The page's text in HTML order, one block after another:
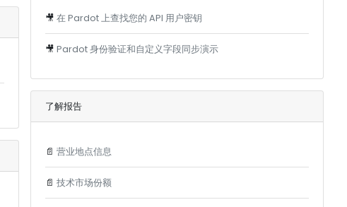
🎥 在 Pardot 上查找您的 API 用户密钥
🎥 Pardot 身份验证和自定义字段同步演示
了解报告
📄 营业地点信息
📄 技术市场份额